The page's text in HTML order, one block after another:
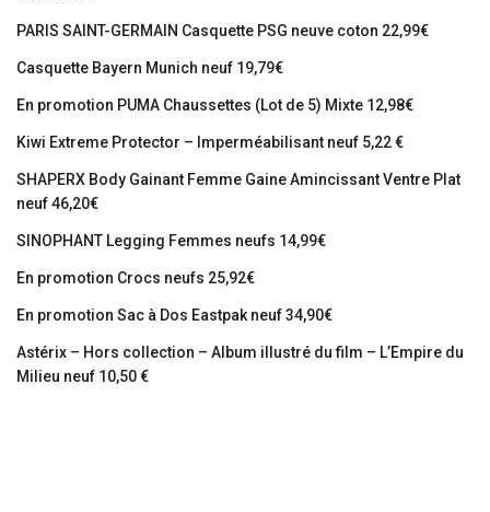
PARIS SAINT-GERMAIN Casquette PSG neuve coton 22,99€
Casquette Bayern Munich neuf 19,79€
En promotion PUMA Chaussettes (Lot de 5) Mixte 12,98€
Kiwi Extreme Protector – Imperméabilisant neuf 5,22 €
SHAPERX Body Gainant Femme Gaine Amincissant Ventre Plat
neuf 46,20€
SINOPHANT Legging Femmes neufs 14,99€
En promotion Crocs neufs 25,92€
En promotion Sac à Dos Eastpak neuf 34,90€
Astérix – Hors collection – Album illustré du film – L’Empire du
Milieu neuf 10,50 €